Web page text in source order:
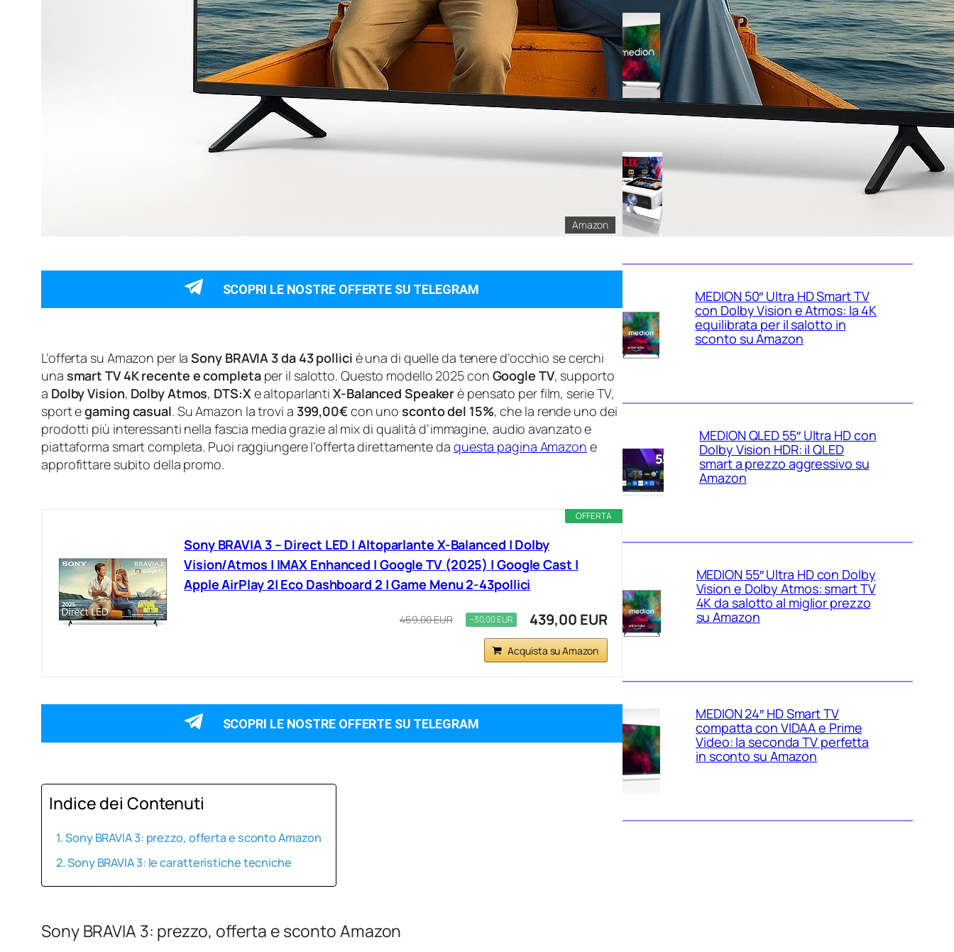
Amazon
SCOPRI LE NOSTRE OFFERTE SU TELEGRAM
L’offerta su Amazon per laSony BRAVIA 3 da 43 pollici è una di quelle da tenere d’occhio se cerchi
una smart TV 4K recente e completaper il salotto. Questo modello 2025 con Google TV, supporto
a Dolby Vision, Dolby Atmos, DTS:X e altoparlantiX-Balanced Speakerè pensato per film, serie TV,
sport egaming casual. Su Amazon la trovi a 399,00€con unosconto del 15%, che la rende uno dei
prodotti più interessanti nella fascia media grazie al mix di qualità d’immagine, audio avanzato e
piattaforma smart completa. Puoi raggiungere l’offerta direttamente da questa pagina Amazon e
approfittare subito della promo.
OFFERTA
Sony BRAVIA 3 – Direct LED | Altoparlante X-Balanced | Dolby
Vision/Atmos | IMAX Enhanced | Google TV (2025) | Google Cast |
Apple AirPlay 2| Eco Dashboard 2 | Game Menu 2-43pollici
469,00 EUR −30,00 EUR 439,00 EUR
Acquista su Amazon
SCOPRI LE NOSTRE OFFERTE SU TELEGRAM
Indice dei Contenuti
Sony BRAVIA 3: prezzo, offerta e sconto Amazon
Sony BRAVIA 3: le caratteristiche tecniche
Sony BRAVIA 3: prezzo, offerta e sconto Amazon
Medion 55″ QLED 4K
MD855701, smart TV completa
con Dolby Vision e app
integrate in offerta su Amazon
WiFi 6 e touchscreen, il
compatto perfetto per il
MEDION 50″ Ultra HD Smart TV
con Dolby Vision e Atmos: la 4K
equilibrata per il salotto in
sconto su Amazon
MEDION QLED 55″ Ultra HD con
Dolby Vision HDR: il QLED
smart a prezzo aggressivo su
Amazon
MEDION 55″ Ultra HD con Dolby
Vision e Dolby Atmos: smart TV
4K da salotto al miglior prezzo
su Amazon
MEDION 24″ HD Smart TV
compatta con VIDAA e Prime
Video: la seconda TV perfetta
in sconto su Amazon